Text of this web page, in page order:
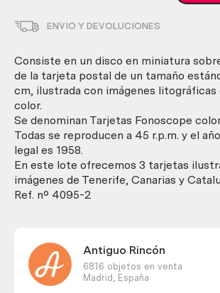
1958.
Tres
Tarjetas
ENVIO Y DEVOLUCIONES
Consiste en un disco en miniatura
de la tarjeta postal de un tamaño
cm, ilustrada con imágenes
color.
Se denominan Tarjetas Fonoscope
Todas se reproducen a 45 r.p.m. y el
legal es 1958.
En este lote ofrecemos 3 tarjetas
imágenes de Tenerife, Canarias y
Ref. nº 4095-2
Antiguo Rincón
6816 objetos en venta
Madrid,
España